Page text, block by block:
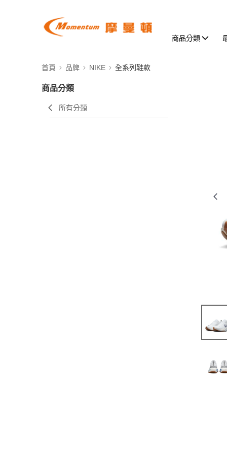
商品分類
首頁 品牌 NIKE 全系列鞋款
商品分類
所有分類